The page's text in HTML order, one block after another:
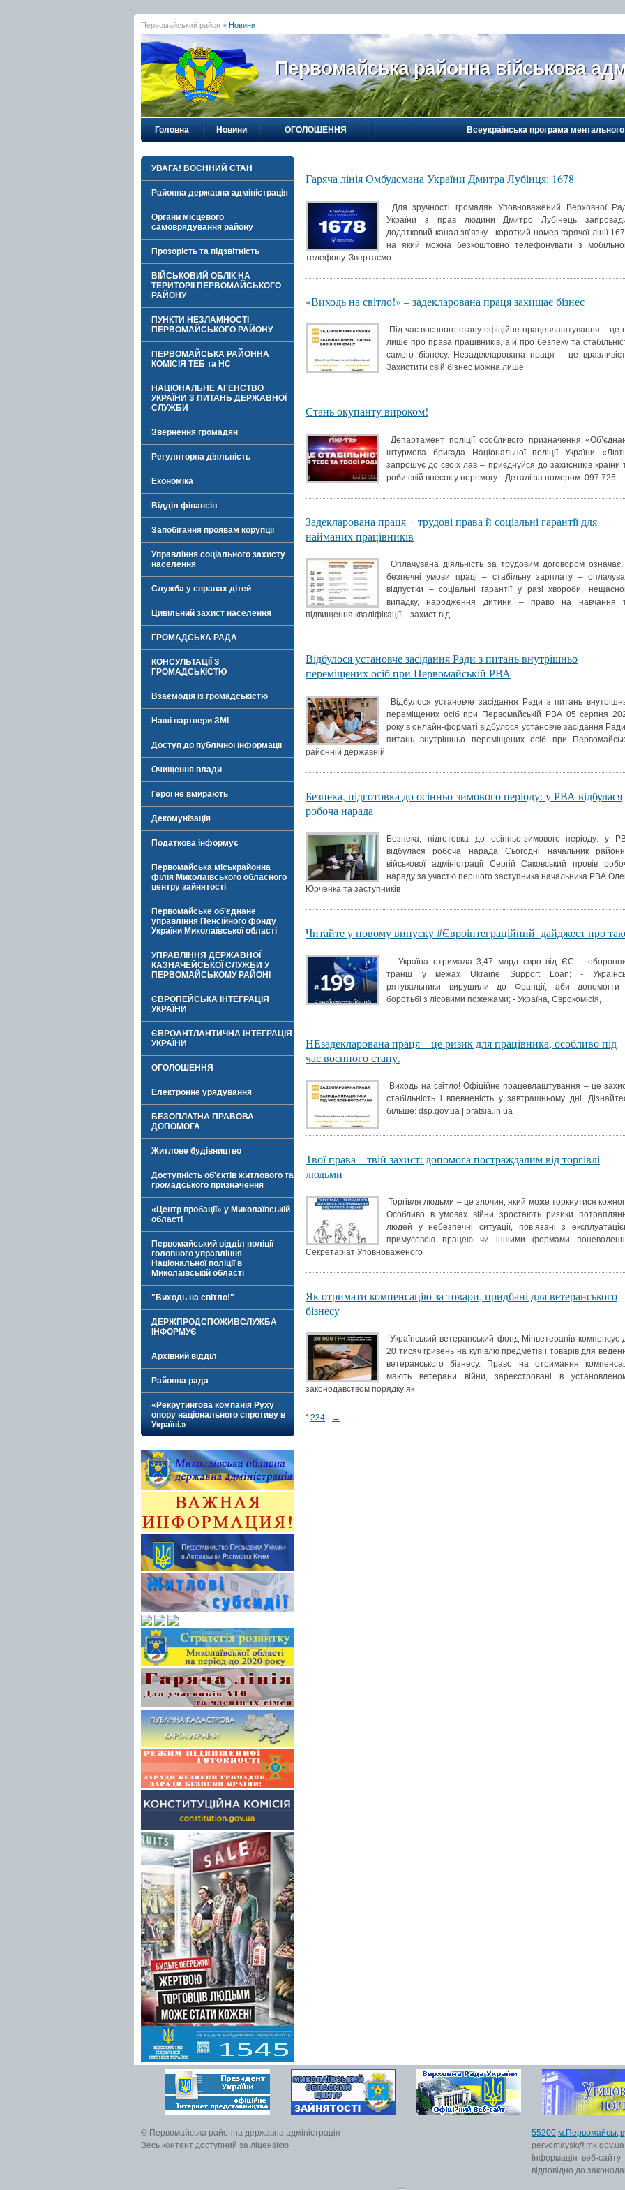
Первомайський район » Новини
Первомайська районна військова
Головна Новини ОГОЛОШЕННЯ Всеукраїнська програма
УВАГА! ВОЄННИЙ СТАН
Районна державна адміністрація
Органи місцевого
самоврядування району
Прозорість та підзвітність
ВІЙСЬКОВИЙ ОБЛІК НА
ТЕРИТОРІЇ ПЕРВОМАЙСЬКОГО
РАЙОНУ
ПУНКТИ НЕЗЛАМНОСТІ
ПЕРВОМАЙСЬКОГО РАЙОНУ
ПЕРВОМАЙСЬКА РАЙОННА
КОМІСІЯ ТЕБ та НС
НАЦІОНАЛЬНЕ АГЕНСТВО
УКРАЇНИ З ПИТАНЬ ДЕРЖАВНОЇ
СЛУЖБИ
Звернення громадян
Регуляторна діяльність
Економіка
Відділ фінансів
Запобігання проявам корупції
Управління соціального захисту
населення
Служба у справах дітей
Цивільний захист населення
ГРОМАДСЬКА РАДА
КОНСУЛЬТАЦІЇ З
ГРОМАДСЬКІСТЮ
Взаємодія із громадськістю
Наші партнери ЗМІ
Доступ до публічної інформації
Очищення влади
Герої не вмирають
Декомунізація
Податкова інформує
Первомайська міськрайонна
філія Миколаївського обласного
центру зайнятості
Первомайське об’єднане
управління Пенсійного фонду
України Миколаївської області
УПРАВЛІННЯ ДЕРЖАВНОЇ
КАЗНАЧЕЙСЬКОЇ СЛУЖБИ У
ПЕРВОМАЙСЬКОМУ РАЙОНІ
ЄВРОПЕЙСЬКА ІНТЕГРАЦІЯ
УКРАЇНИ
ЄВРОАНТЛАНТИЧНА ІНТЕГРАЦІЯ
УКРАЇНИ
ОГОЛОШЕННЯ
Електронне урядування
БЕЗОПЛАТНА ПРАВОВА
ДОПОМОГА
Житлове будівництво
Доступність об'єктів житлового та
громадського призначення
«Центр пробації» у Миколаївській
області
Первомайський відділ поліції
головного управління
Національної поліції в
Миколаївській області
"Виходь на світло!"
ДЕРЖПРОДСПОЖИВСЛУЖБА
ІНФОРМУЄ
Архівний відділ
Районна рада
«Рекрутингова компанія Руху
опору національного спротиву в
Україні.»
Гаряча лінія Омбудсмана України Дмитра Лубінця: 1678
Для зручності громадян Уповноважений Верховної
України з прав людини Дмитро Лубінець
додатковий канал зв’язку - короткий номер гарячої лінії
на який можна безкоштовно телефонувати з
телефону. Звертаємо
«Виходь на світло!» – задекларована праця захищає бізнес
Під час воєнного стану офіційне працевлаштування – це
лише про права працівників, а й про безпеку та
самого бізнесу. Незадекларована праця – це
Захистити свій бізнес можна лише
Стань окупанту вироком!
Департамент поліції особливого призначення
штурмова бригада Національної поліції України
запрошує до своїх лав – приєднуйся до захисників країни
роби свій внесок у перемогу. Деталі за номером: 097 725
Задекларована праця = трудові права й соціальні гарантії для
найманих працівників
Оплачувана діяльність за трудовим договором
безпечні умови праці – стабільну зарплату –
відпустки – соціальні гарантії у разі хвороби,
випадку, народження дитини – право на навчання
підвищення кваліфікації – захист від
Відбулося установче засідання Ради з питань внутрішньо
переміщених осіб при Первомайській РВА
Відбулося установче засідання Ради з питань
переміщених осіб при Первомайській РВА 05 серпня
року в онлайн-форматі відбулося установче засідання
питань внутрішньо переміщених осіб при
районній державній
Безпека, підготовка до осінньо-зимового періоду: у РВА відбулася
робоча нарада
Безпека, підготовка до осінньо-зимового періоду: у
відбулася робоча нарада Сьогодні начальник
військової адміністрації Сергій Саковський провів
нараду за участю першого заступника начальника РВА
Юрченка та заступників
Читайте у новому випуску #Євроінтеграційний_дайджест про
- Україна отримала 3,47 млрд євро від ЄС –
транш у межах Ukraine Support Loan; -
рятувальники вирушили до Франції, аби
боротьбі з лісовими пожежами; - Україна, Єврокомісія,
НЕзадекларована праця – це ризик для працівника, особливо під
час воєнного стану.
Виходь на світло! Офіційне працевлаштування – це
стабільність і впевненість у завтрашньому дні.
більше: dsp.gov.ua | pratsia.in.ua
Твої права – твій захист: допомога постраждалим від торгівлі
людьми
Торгівля людьми – це злочин, який може торкнутися
Особливо в умовах війни зростають ризики
людей у небезпечні ситуації, пов’язані з
примусовою працею чи іншими формами
Секретаріат Уповноваженого
Як отримати компенсацію за товари, придбані для ветеранського
бізнесу
Український ветеранський фонд Мінветеранів компенсує
20 тисяч гривень на купівлю предметів і товарів для
ветеранського бізнесу. Право на отримання
мають ветерани війни, зареєстровані в
законодавством порядку як
1234 →
© Первомайська районна державна адміністрація
Весь контент доступний за ліцензією
pervomaysk@mk.gov.ua
Інформація веб-
відповідно до